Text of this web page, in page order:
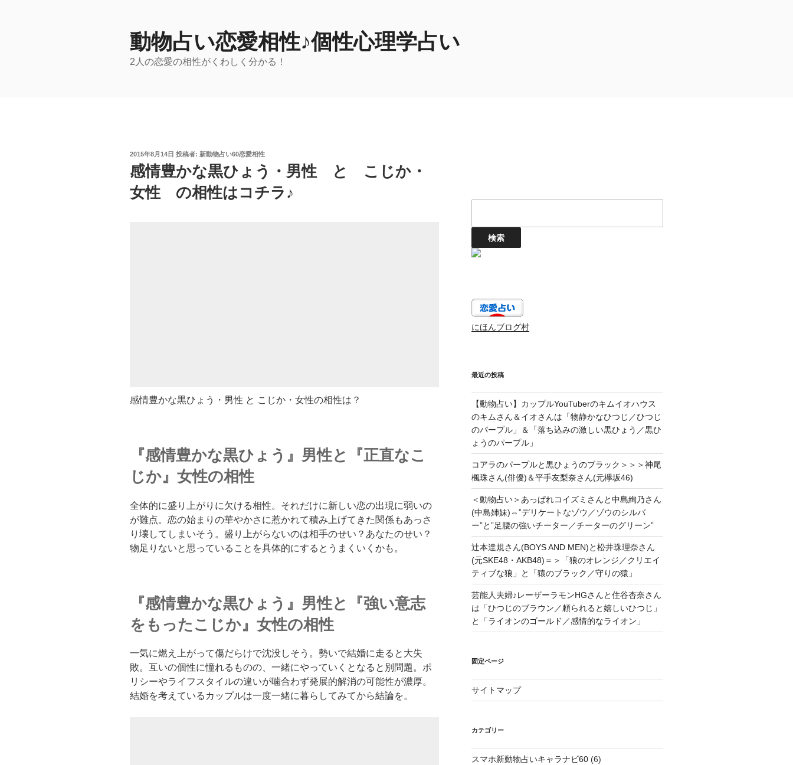
動物占い恋愛相性♪個性心理学占い
2人の恋愛の相性がくわしく分かる！
投
日:
2015年8月14日 投稿者: 新動物占い60恋愛相性
感情豊かな黒ひょう・男性 と こじか・
女性 の相性はコチラ♪
感情豊かな黒ひょう・男性 と こじか・女性の相性は？
『感情豊かな黒ひょう』男性と『正直なこ
じか』女性の相性
全体的に盛り上がりに欠ける相性。それだけに新しい恋の出現に弱いの
が難点。恋の始まりの華やかさに惹かれて積み上げてきた関係もあっさ
り壊してしまいそう。盛り上がらないのは相手のせい？あなたのせい？
物足りないと思っていることを具体的にするとうまくいくかも。
『感情豊かな黒ひょう』男性と『強い意志
をもったこじか』女性の相性
一気に燃え上がって傷だらけで沈没しそう。勢いで結婚に走ると大失
敗。互いの個性に憧れるものの、一緒にやっていくとなると別問題。ポ
リシーやライフスタイルの違いが噛合わず発展的解消の可能性が濃厚。
結婚を考えているカップルは一度一緒に暮らしてみてから結論を。
にほんブログ村
最近の投稿
【動物占い】カップルYouTuberのキムイオハウス
のキムさん＆イオさんは「物静かなひつじ／ひつじ
のパープル」＆「落ち込みの激しい黒ひょう／黒ひ
ょうのパープル」
コアラのパープルと黒ひょうのブラック＞＞＞神尾
楓珠さん(俳優)＆平手友梨奈さん(元欅坂46)
＜動物占い＞あっぱれコイズミさんと中島絢乃さん
(中島姉妹)⇔”デリケートなゾウ／ゾウのシルバ
ー”と”足腰の強いチーター／チーターのグリーン”
辻本達規さん(BOYS AND MEN)と松井珠理奈さん
(元SKE48・AKB48)＝＞「狼のオレンジ／クリエイ
ティブな狼」と「猿のブラック／守りの猿」
芸能人夫婦♪レーザーラモンHGさんと住谷杏奈さん
は「ひつじのブラウン／頼られると嬉しいひつじ」
と「ライオンのゴールド／感情的なライオン」
固定ページ
サイトマップ
カテゴリー
スマホ新動物占いキャラナビ60(6)